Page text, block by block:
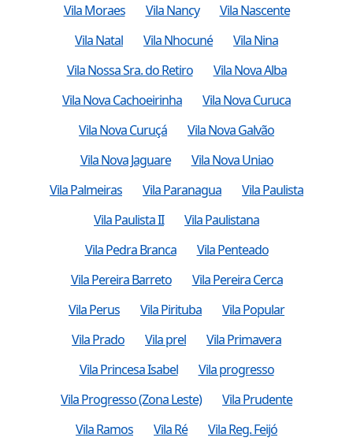
Vila Moraes
Vila Nancy
Vila Nascente
Vila Natal
Vila Nhocuné
Vila Nina
Vila Nossa Sra. do Retiro
Vila Nova Alba
Vila Nova Cachoeirinha
Vila Nova Curuca
Vila Nova Curuçá
Vila Nova Galvão
Vila Nova Jaguare
Vila Nova Uniao
Vila Palmeiras
Vila Paranagua
Vila Paulista
Vila Paulista II
Vila Paulistana
Vila Pedra Branca
Vila Penteado
Vila Pereira Barreto
Vila Pereira Cerca
Vila Perus
Vila Pirituba
Vila Popular
Vila Prado
Vila prel
Vila Primavera
Vila Princesa Isabel
Vila progresso
Vila Progresso (Zona Leste)
Vila Prudente
Vila Ramos
Vila Ré
Vila Reg. Feijó